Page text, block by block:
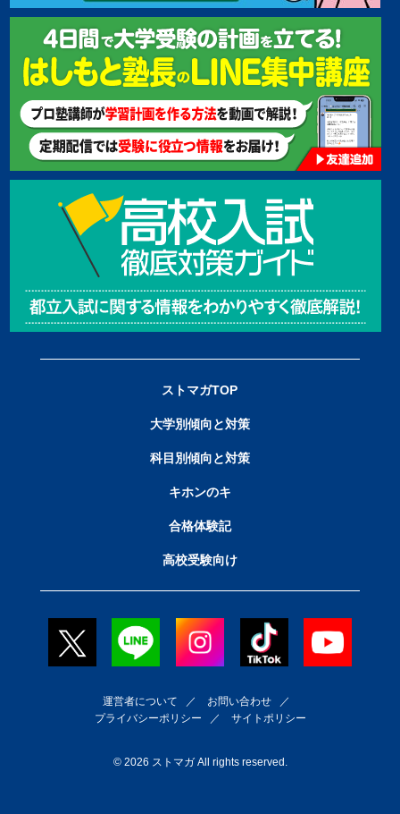
ストマガTOP
大学別傾向と対策
科目別傾向と対策
キホンのキ
合格体験記
高校受験向け
運営者について ／ お問い合わせ／
プライバシーポリシー ／ サイトポリシー
© 2026 ストマガ All rights reserved.